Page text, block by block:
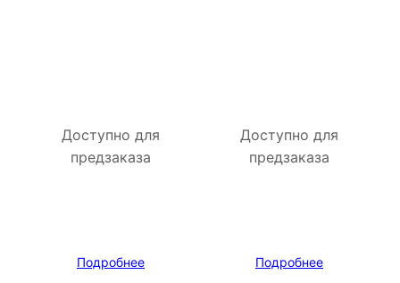
Доступно для
предзаказа
Подробнее
Доступно для
предзаказа
Подробнее